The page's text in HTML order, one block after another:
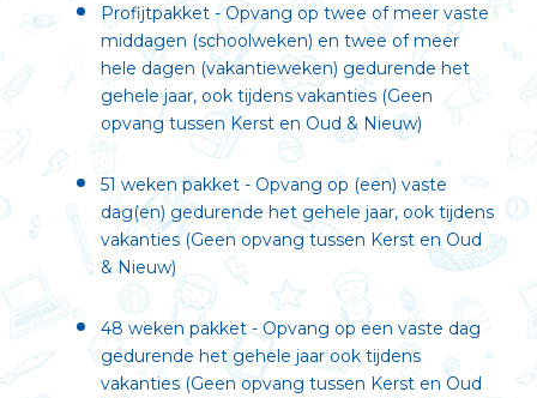
Profijtpakket - Opvang op twee of meer vaste
middagen (schoolweken) en twee of meer
hele dagen (vakantieweken) gedurende het
gehele jaar, ook tijdens vakanties (Geen
opvang tussen Kerst en Oud & Nieuw)
51 weken pakket - Opvang op (een) vaste
dag(en) gedurende het gehele jaar, ook tijdens
vakanties (Geen opvang tussen Kerst en Oud
& Nieuw)
48 weken pakket - Opvang op een vaste dag
gedurende het gehele jaar ook tijdens
vakanties (Geen opvang tussen Kerst en Oud